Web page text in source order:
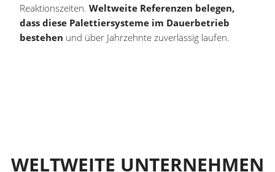
Reaktionszeiten. Weltweite Referenzen belegen,
dass diese Palettiersysteme im Dauerbetrieb
bestehen und über Jahrzehnte zuverlässig laufen.
WELTWEITE UNTERNEHMEN